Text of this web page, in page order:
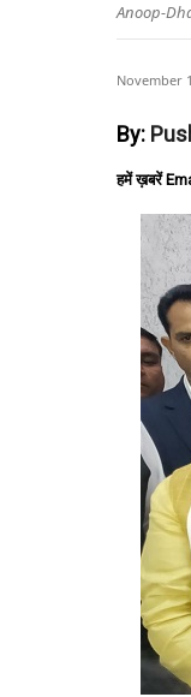
Anoop-
November
By:
हमें ख़बरें